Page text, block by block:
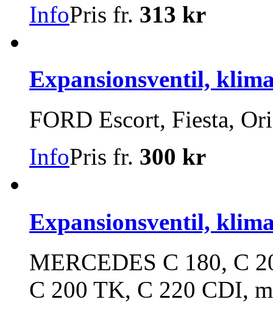
InfoPris fr. 313 kr
Expansionsventil,
FORD Escort, Fiesta,
InfoPris fr. 300 kr
Expansionsventil,
MERCEDES C 180, C
C 200 TK, C 220 CDI,